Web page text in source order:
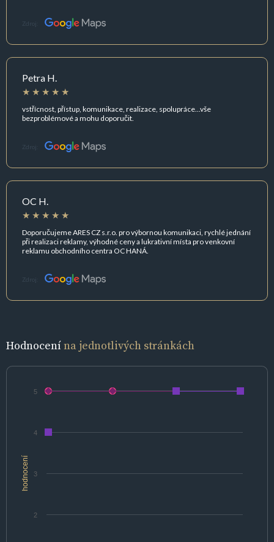
Zdroj:
Petra H.
vstřícnost, přístup, komunikace, realizace, spolupráce...vše
bezproblémové a mohu doporučit.
Zdroj:
OC H.
Doporučujeme ARES CZ s.r.o. pro výbornou komunikaci, rychlé jednání
při realizaci reklamy, výhodné ceny a lukrativní místa pro venkovní
reklamu obchodního centra OC HANÁ.
Zdroj:
Hodnocenína jednotlivých stránkách
hodnocení
2
3
4
5